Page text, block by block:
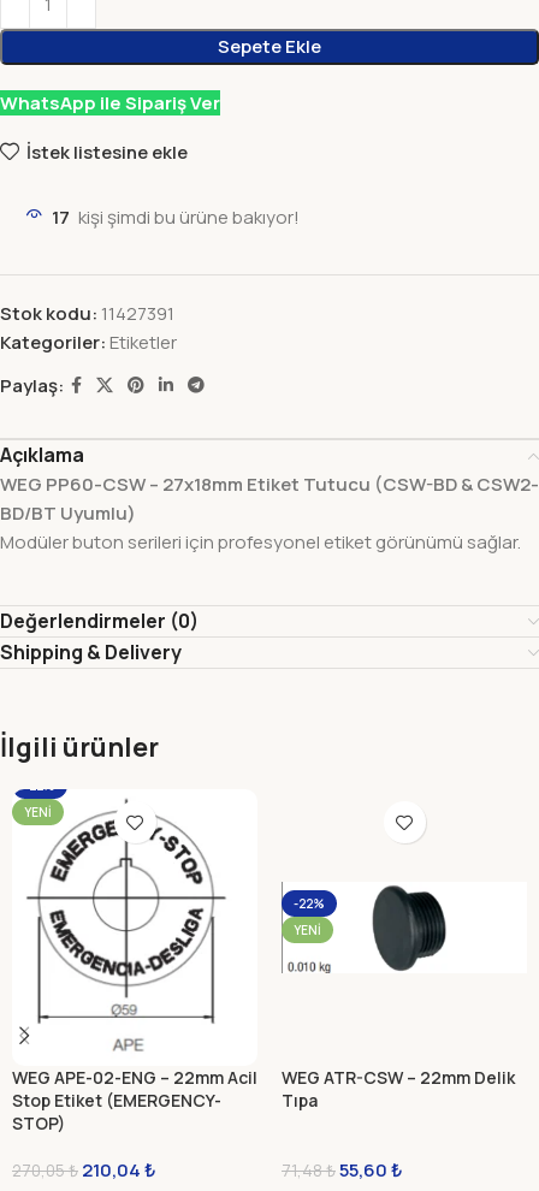
Sepete Ekle
WhatsApp ile Sipariş Ver
İstek listesine ekle
17 kişi şimdi bu ürüne bakıyor!
Stok kodu: 11427391
Kategoriler: Etiketler
Paylaş:
Açıklama
WEG PP60-CSW – 27x18mm Etiket Tutucu (CSW-BD & CSW2-
BD/BT Uyumlu)
Modüler buton serileri için profesyonel etiket görünümü sağlar.
Değerlendirmeler (0)
Shipping & Delivery
İlgili ürünler
-22%
YENI
WEG APE-02-ENG – 22mm Acil
Stop Etiket (EMERGENCY-
STOP)
270,05₺ 210,04₺
-22%
YENI
WEG ATR-CSW – 22mm Delik
Tıpa
71,48₺55,60₺